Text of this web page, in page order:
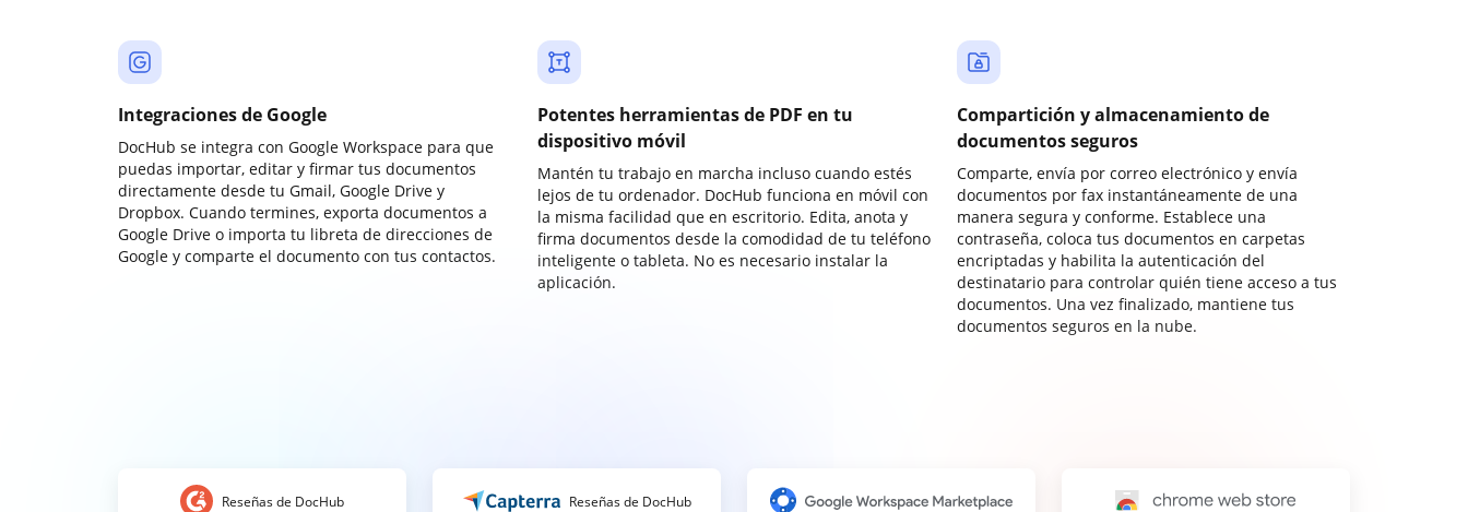
Integraciones de Google
DocHub se integra con Google Workspace para que
puedas importar, editar y firmar tus documentos
directamente desde tu Gmail, Google Drive y
Dropbox. Cuando termines, exporta documentos a
Google Drive o importa tu libreta de direcciones de
Google y comparte el documento con tus contactos.
Potentes herramientas de PDF en tu
dispositivo móvil
Mantén tu trabajo en marcha incluso cuando estés
lejos de tu ordenador. DocHub funciona en móvil con
la misma facilidad que en escritorio. Edita, anota y
firma documentos desde la comodidad de tu teléfono
inteligente o tableta. No es necesario instalar la
aplicación.
Compartición y almacenamiento de
documentos seguros
Comparte, envía por correo electrónico y envía
documentos por fax instantáneamente de una
manera segura y conforme. Establece una
contraseña, coloca tus documentos en carpetas
encriptadas y habilita la autenticación del
destinatario para controlar quién tiene acceso a tus
documentos. Una vez finalizado, mantiene tus
documentos seguros en la nube.
Reseñas de DocHub
Reseñas de DocHub